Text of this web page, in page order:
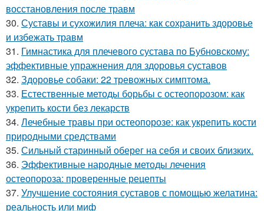
восстановления после травм
30. Суставы и сухожилия плеча: как сохранить здоровье
и избежать травм
31. Гимнастика для плечевого сустава по Бубновскому:
эффективные упражнения для здоровья суставов
32. Здоровье собаки: 22 тревожных симптома.
33. Естественные методы борьбы с остеопорозом: как
укрепить кости без лекарств
34. Лечебные травы при остеопорозе: как укрепить кости
природными средствами
35. Сильный старинный оберег на себя и своих близких.
36. Эффективные народные методы лечения
остеопороза: проверенные рецепты
37. Улучшение состояния суставов с помощью желатина:
реальность или миф